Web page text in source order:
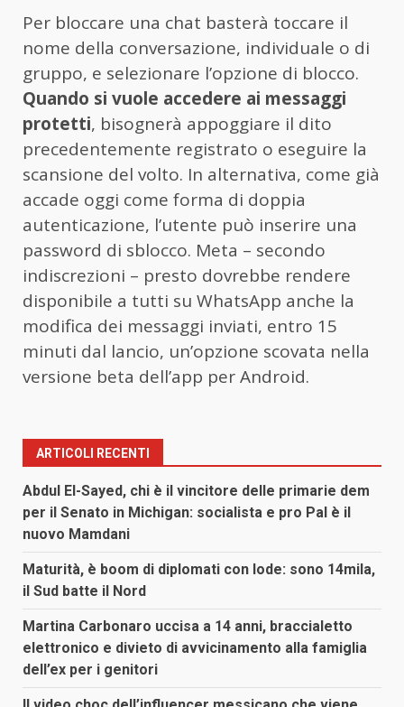
Per bloccare una chat basterà toccare il
nome della conversazione, individuale o di
gruppo, e selezionare l’opzione di blocco.
Quando si vuole accedere ai messaggi
protetti, bisognerà appoggiare il dito
precedentemente registrato o eseguire la
scansione del volto. In alternativa, come già
accade oggi come forma di doppia
autenticazione, l’utente può inserire una
password di sblocco. Meta – secondo
indiscrezioni – presto dovrebbe rendere
disponibile a tutti su WhatsApp anche la
modifica dei messaggi inviati, entro 15
minuti dal lancio, un’opzione scovata nella
versione beta dell’app per Android.
ARTICOLI RECENTI
Abdul El-Sayed, chi è il vincitore delle primarie dem
per il Senato in Michigan: socialista e pro Pal è il
nuovo Mamdani
Maturità, è boom di diplomati con lode: sono 14mila,
il Sud batte il Nord
Martina Carbonaro uccisa a 14 anni, braccialetto
elettronico e divieto di avvicinamento alla famiglia
dell’ex per i genitori